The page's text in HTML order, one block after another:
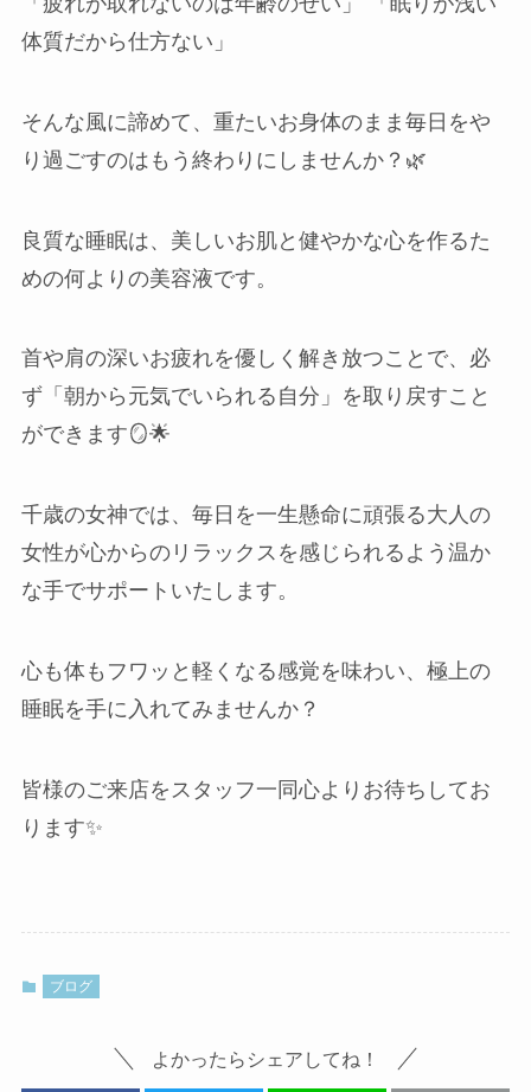
体質だから仕方ない」
そんな風に諦めて、重たいお身体のまま毎日をや
り過ごすのはもう終わりにしませんか？🌿
良質な睡眠は、美しいお肌と健やかな心を作るた
めの何よりの美容液です。
首や肩の深いお疲れを優しく解き放つことで、必
ず「朝から元気でいられる自分」を取り戻すこと
ができます🪞🌟
千歳の女神では、毎日を一生懸命に頑張る大人の
女性が心からのリラックスを感じられるよう温か
な手でサポートいたします。
心も体もフワッと軽くなる感覚を味わい、極上の
睡眠を手に入れてみませんか？
皆様のご来店をスタッフ一同心よりお待ちしてお
ります✨
ブログ
よかったらシェアしてね！